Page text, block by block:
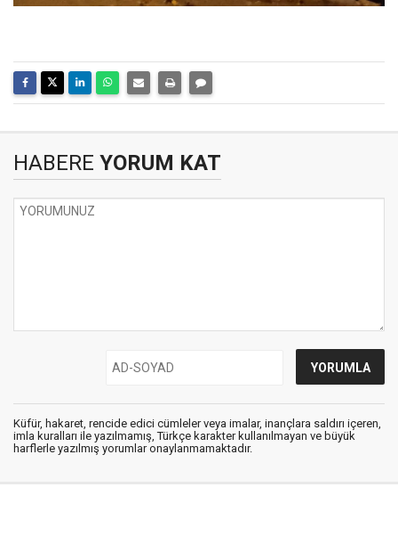
HABERE YORUM KAT
Küfür, hakaret, rencide edici cümleler veya imalar, inançlara saldırı içeren,
imla kuralları ile yazılmamış, Türkçe karakter kullanılmayan ve büyük
harflerle yazılmış yorumlar onaylanmamaktadır.